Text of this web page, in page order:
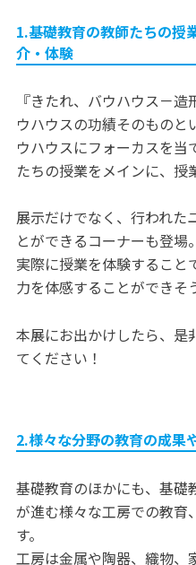
1.基礎教育の教師たちの授
介・体験
『きたれ、バウハウス－
ウハウスの功績そのもの
ウハウスにフォーカスを
たちの授業をメインに、授
展示だけでなく、行われた
とができるコーナーも登場。
実際に授業を体験すること
力を体感することができそ
本展にお出かけしたら、是
てください！
2.様々な分野の教育の成果
基礎教育のほかにも、基礎
が進む様々な工房での教育
す。
工房は金属や陶器、織物